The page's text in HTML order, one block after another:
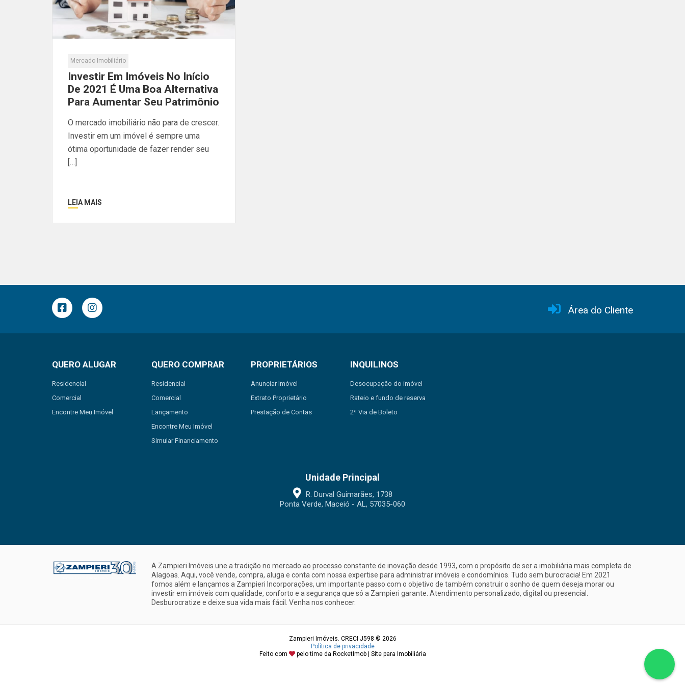
Mercado Imobiliário
Investir Em Imóveis No Início
De 2021 É Uma Boa Alternativa
Para Aumentar Seu Patrimônio
O mercado imobiliário não para de crescer.
Investir em um imóvel é sempre uma
ótima oportunidade de fazer render seu
[…]
LEIA MAIS
Área do Cliente
QUERO ALUGAR
Residencial
Comercial
Encontre Meu Imóvel
QUERO COMPRAR
Residencial
Comercial
Lançamento
Encontre Meu Imóvel
Simular Financiamento
PROPRIETÁRIOS
Anunciar Imóvel
Extrato Proprietário
Prestação de Contas
INQUILINOS
Desocupação do imóvel
Rateio e fundo de reserva
2ª Via de Boleto
Unidade Principal
R. Durval Guimarães, 1738
Ponta Verde, Maceió - AL, 57035-060
A Zampieri Imóveis une a tradição no mercado ao processo constante de inovação desde 1993, com o propósito de ser a imobiliária mais completa de
Alagoas. Aqui, você vende, compra, aluga e conta com nossa expertise para administrar imóveis e condomínios. Tudo sem burocracia! Em 2021
fomos além e lançamos a Zampieri Incorporações, um importante passo com o objetivo de também construir o sonho de quem deseja morar ou
investir em imóveis com qualidade, conforto e a segurança que só a Zampieri garante. Atendimento personalizado, digital ou presencial.
Desburocratize e deixe sua vida mais fácil. Venha nos conhecer.
Zampieri Imóveis. CRECI J598 © 2026
Política de privacidade
Feito com
pelo time da RocketImob | Site para Imobiliária